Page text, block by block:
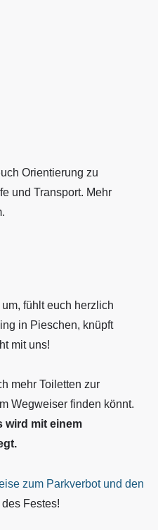
Orientierung zu
und Transport. Mehr
fühlt euch herzlich
in Pieschen, knüpft
mit uns!
mehr Toiletten zur
Wegweiser finden könnt.
wird mit einem
zum Parkverbot und den
Festes!